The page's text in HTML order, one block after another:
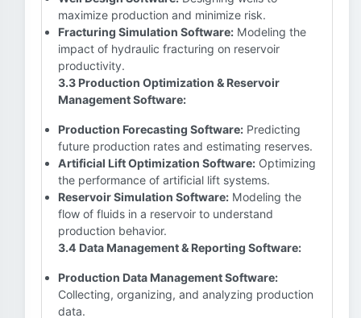
maximize production and minimize risk.
Fracturing Simulation Software: Modeling the
impact of hydraulic fracturing on reservoir
productivity.
3.3 Production Optimization & Reservoir
Management Software:
Production Forecasting Software: Predicting
future production rates and estimating reserves.
Artificial Lift Optimization Software: Optimizing
the performance of artificial lift systems.
Reservoir Simulation Software: Modeling the
flow of fluids in a reservoir to understand
production behavior.
3.4 Data Management & Reporting Software:
Production Data Management Software:
Collecting, organizing, and analyzing production
data.